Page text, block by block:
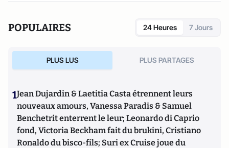
POPULAIRES 24 Heures 7 Jours
PLUS LUS PLUS PARTAGES
1Jean Dujardin & Laetitia Casta étrennent leurs
nouveaux amours, Vanessa Paradis & Samuel
Benchetrit enterrent le leur; Leonardo di Caprio
fond, Victoria Beckham fait du brukini, Cristiano
Ronaldo du bisco-fils; Suri ex Cruise joue du